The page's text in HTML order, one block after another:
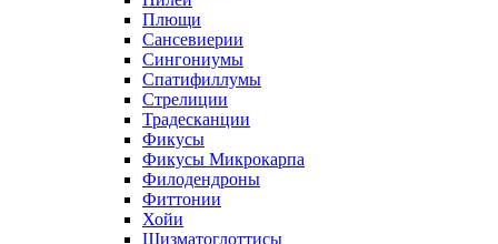
Плющи
Сансевиерии
Сингониумы
Спатифиллумы
Стрелиции
Традесканции
Фикусы
Фикусы Микрокарпа
Филодендроны
Фиттонии
Хойи
Шизматоглоттисы